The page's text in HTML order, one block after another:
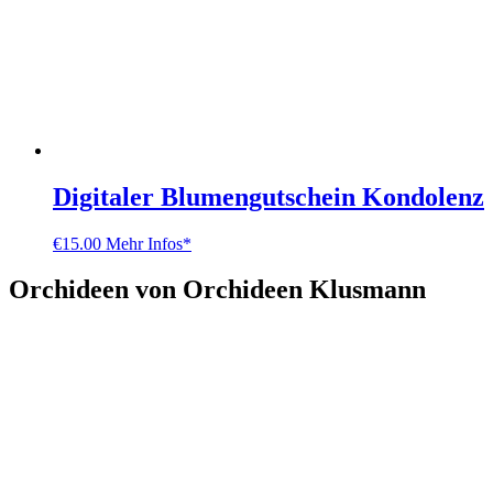
Digitaler Blumengutschein Kondolenz
€15.00 Mehr Infos*
Orchideen von Orchideen Klusmann